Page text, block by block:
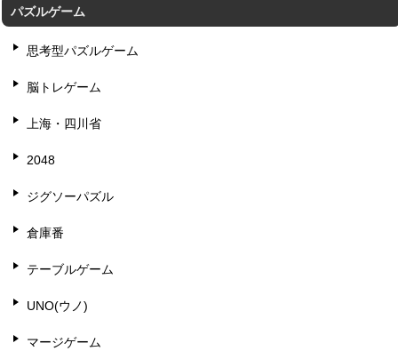
パズルゲーム
思考型パズルゲーム
脳トレゲーム
上海・四川省
2048
ジグソーパズル
倉庫番
テーブルゲーム
UNO(ウノ)
マージゲーム